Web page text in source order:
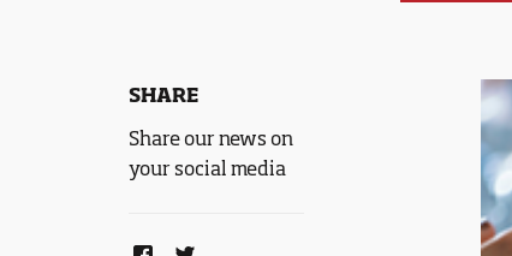
SHARE
Share our news on
your social media